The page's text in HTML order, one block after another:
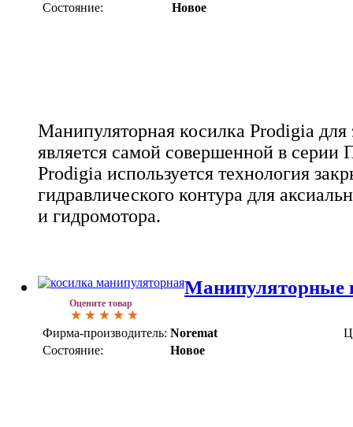
Состояние:
Новое
Манипуляторная косилка Prodigia
является самой совершенной в
Prodigia используется технология
гидравлического контура для
и гидромотора.
Оцените товар
Манипуляторные
Фирма-производитель: Noremat
Состояние:
Новое